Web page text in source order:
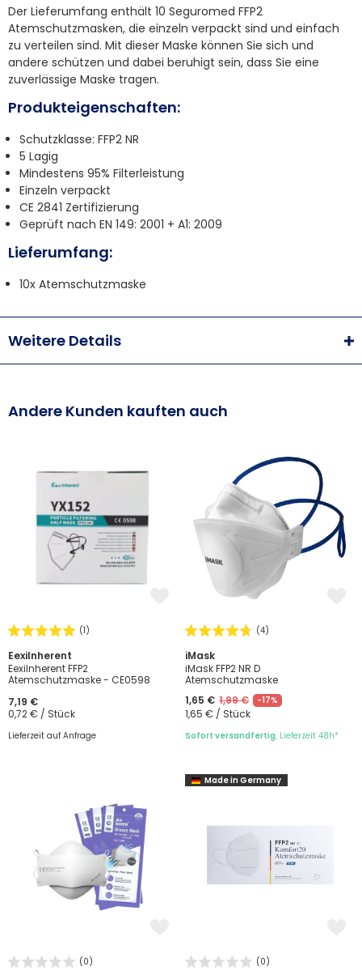
Der Lieferumfang enthält 10 Seguromed FFP2
Atemschutzmasken, die einzeln verpackt sind und einfach
zu verteilen sind. Mit dieser Maske können Sie sich und
andere schützen und dabei beruhigt sein, dass Sie eine
zuverlässige Maske tragen.
Produkteigenschaften:
Schutzklasse: FFP2 NR
5 Lagig
Mindestens 95% Filterleistung
Einzeln verpackt
CE 2841 Zertifizierung
Geprüft nach EN 149: 2001 + A1: 2009
Lieferumfang:
10x Atemschutzmaske
Weitere Details
Andere Kunden kauften auch
(1)
EexiInherent
EexiInherent FFP2
Atemschutzmaske - CE0598
7,19 €
0,72 € / Stück
Lieferzeit auf Anfrage
(4)
iMask
iMask FFP2 NR D
Atemschutzmaske
1,65 € 1,99 € -17%
1,65 € / Stück
Sofort versandfertig, Lieferzeit 48h*
(0)
Made in Germany
(0)